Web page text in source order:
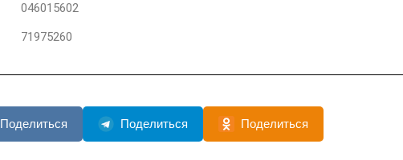
046015602
71975260
Поделиться Поделиться Поделиться